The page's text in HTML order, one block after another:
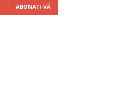
ABONAȚI-VĂ